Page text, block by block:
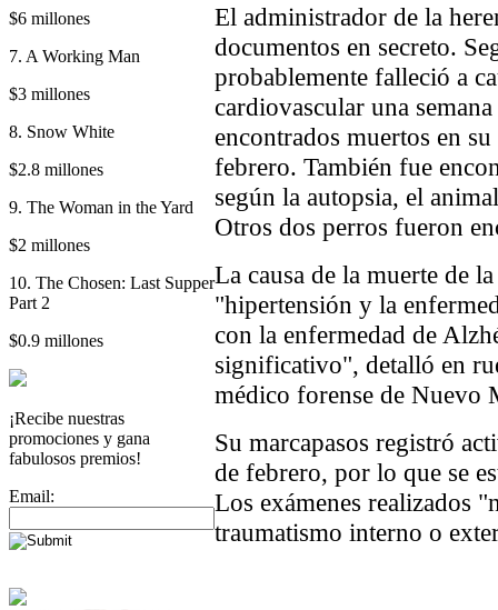
$6 millones
7. A Working Man
$3 millones
8. Snow White
$2.8 millones
9. The Woman in the Yard
$2 millones
10. The Chosen: Last Supper
Part 2
$0.9 millones
¡Recibe nuestras
promociones y gana
fabulosos premios!
Email:
El administrador de la
documentos en secreto.
probablemente falleció a
cardiovascular una
encontrados muertos en
febrero. También fue
según la autopsia, el
Otros dos perros fueron
La causa de la muerte de
"hipertensión y la
con la enfermedad de
significativo", detalló en
médico forense de Nuevo
Su marcapasos registró
de febrero, por lo que se
Los exámenes realizados
traumatismo interno o